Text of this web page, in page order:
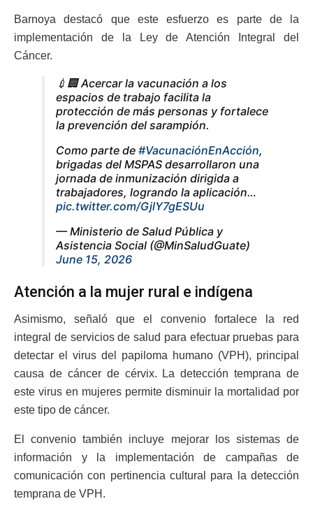
Barnoya destacó que este esfuerzo es parte de la
implementación de la Ley de Atención Integral del
Cáncer.
💉🏢 Acercar la vacunación a los
espacios de trabajo facilita la
protección de más personas y fortalece
la prevención del sarampión.
Como parte de #VacunaciónEnAcción,
brigadas del MSPAS desarrollaron una
jornada de inmunización dirigida a
trabajadores, logrando la aplicación…
pic.twitter.com/GjlY7gESUu
— Ministerio de Salud Pública y
Asistencia Social (@MinSaludGuate)
June 15, 2026
Atención a la mujer rural e indígena
Asimismo, señaló que el convenio fortalece la red
integral de servicios de salud para efectuar pruebas para
detectar el virus del papiloma humano (VPH), principal
causa de cáncer de cérvix. La detección temprana de
este virus en mujeres permite disminuir la mortalidad por
este tipo de cáncer.
El convenio también incluye mejorar los sistemas de
información y la implementación de campañas de
comunicación con pertinencia cultural para la detección
temprana de VPH.